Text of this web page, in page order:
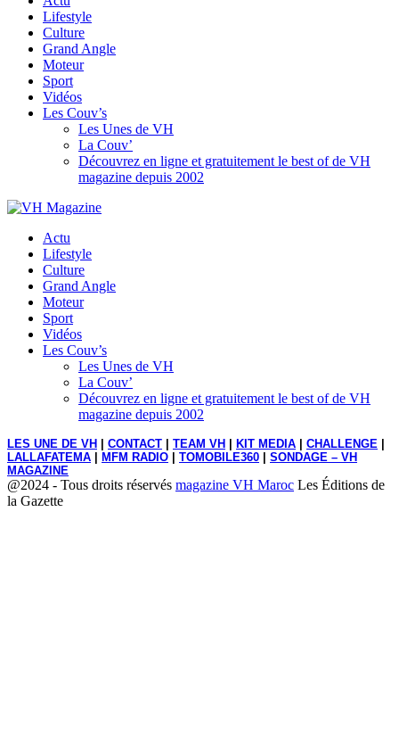
Lifestyle
Culture
Grand Angle
Moteur
Sport
Vidéos
Les Couv’s
Les Unes de VH
La Couv’
Découvrez en ligne et gratuitement le best of de VH
magazine depuis 2002
Actu
Lifestyle
Culture
Grand Angle
Moteur
Sport
Vidéos
Les Couv’s
Les Unes de VH
La Couv’
Découvrez en ligne et gratuitement le best of de VH
magazine depuis 2002
LES UNE DE VH CONTACT TEAM VH KIT MEDIA CHALLENGE
LALLAFATEMA
MFM RADIO TOMOBILE360
SONDAGE – VH
MAGAZINE
@2024 - Tous droits réservés magazine VH Maroc Les Éditions de
la Gazette